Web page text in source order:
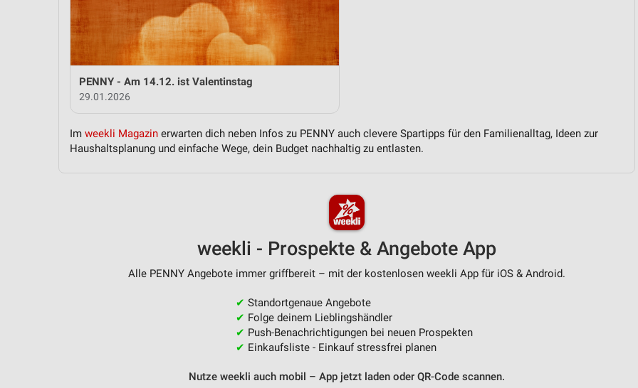
PENNY - Am 14.12. ist Valentinstag
29.01.2026
Im weekli Magazin erwarten dich neben Infos zu PENNY auch clevere Spartipps für den Familienalltag, Ideen zur
Haushaltsplanung und einfache Wege, dein Budget nachhaltig zu entlasten.
weekli - Prospekte & Angebote App
Alle PENNY Angebote immer griffbereit – mit der kostenlosen weekli App für iOS & Android.
✔ Standortgenaue Angebote
✔ Folge deinem Lieblingshändler
✔ Push-Benachrichtigungen bei neuen Prospekten
✔ Einkaufsliste - Einkauf stressfrei planen
Nutze weekli auch mobil – App jetzt laden oder QR-Code scannen.
Messung der Performance von Inhalten
Analyse von Zielgruppen durch Statistiken oder Kombinationen von Daten aus verschiedenen
Entwicklung und Verbesserung der Angebote
IAB-Besonderheiten:
Geräte anhand von aktiv angeforderten Informationen identifizieren